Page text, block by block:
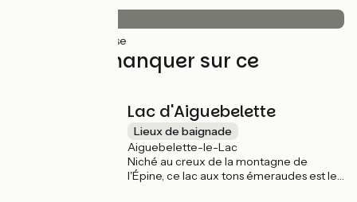
(100%) Lisse
À ne pas manquer sur ce
Lac d'Aiguebelette
Lieux de baignade
Aiguebelette-le-Lac
Niché au creux de la montagne de
l'Épine, ce lac aux tons émeraudes est le